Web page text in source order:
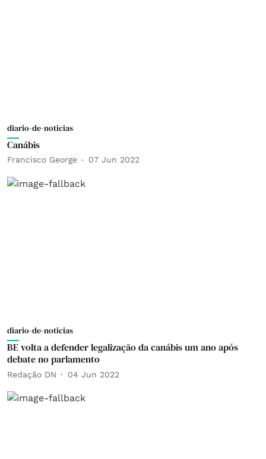
diario-de-noticias
Canábis
Francisco George 07 Jun 2022
diario-de-noticias
BE volta a defender legalização da canábis um ano após
debate no parlamento
Redação DN 04 Jun 2022